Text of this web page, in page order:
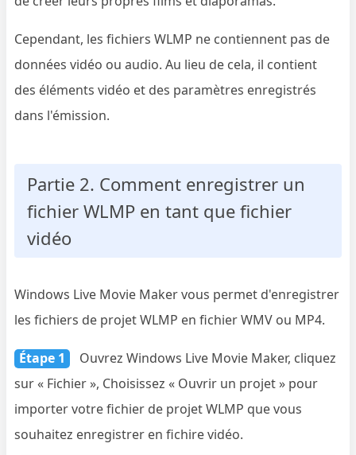
Cependant, les fichiers WLMP ne contiennent pas de
données vidéo ou audio. Au lieu de cela, il contient
des éléments vidéo et des paramètres enregistrés
dans l'émission.
Partie 2. Comment enregistrer un
fichier WLMP en tant que fichier
vidéo
Windows Live Movie Maker vous permet d'enregistrer
les fichiers de projet WLMP en fichier WMV ou MP4.
Étape 1
Ouvrez Windows Live Movie Maker, cliquez
sur « Fichier », Choisissez « Ouvrir un projet » pour
importer votre fichier de projet WLMP que vous
souhaitez enregistrer en fichire vidéo.